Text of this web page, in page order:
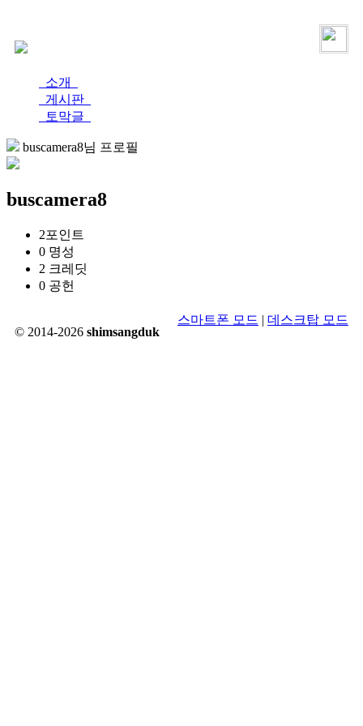
소개
게시판
토막글
buscamera8님 프로필
buscamera8
2포인트
0 명성
2 크레딧
0 공헌
© 2014-2026 shimsangduk
스마트폰 모드 | 데스크탑 모드